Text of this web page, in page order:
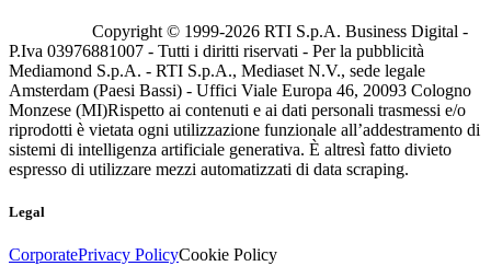
Copyright © 1999-2026 RTI S.p.A. Business Digital -
P.Iva 03976881007 - Tutti i diritti riservati - Per la pubblicità
Mediamond S.p.A. - RTI S.p.A., Mediaset N.V., sede legale
Amsterdam (Paesi Bassi) - Uffici Viale Europa 46, 20093 Cologno
Monzese (MI)Rispetto ai contenuti e ai dati personali trasmessi e/o
riprodotti è vietata ogni utilizzazione funzionale all’addestramento di
sistemi di intelligenza artificiale generativa. È altresì fatto divieto
espresso di utilizzare mezzi automatizzati di data scraping.
Legal
CorporatePrivacy PolicyCookie Policy